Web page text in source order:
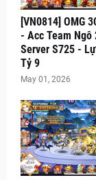
[VN0814] OMG
- Acc Team Ngô
Server S725 -
Tỷ 9
May 01, 2026